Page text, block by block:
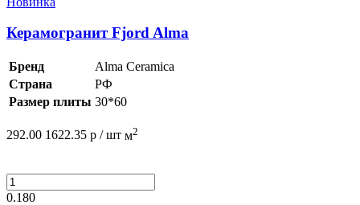
Керамогранит Fjord Alma
Бренд
Alma Ceramica
Страна
РФ
Размер плиты 30*60
292.00 1622.35 р / шт м2
0.180